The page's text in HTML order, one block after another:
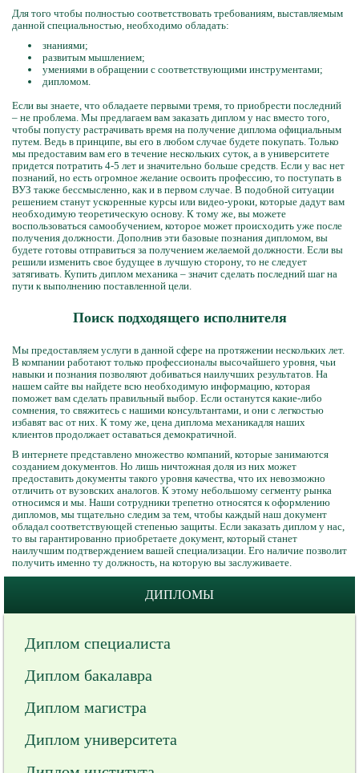
Для того чтобы полностью соответствовать требованиям, выставляемым
данной специальностью, необходимо обладать:
знаниями;
развитым мышлением;
умениями в обращении с соответствующими инструментами;
дипломом.
Если вы знаете, что обладаете первыми тремя, то приобрести последний
– не проблема. Мы предлагаем вам заказать диплом у нас вместо того,
чтобы попусту растрачивать время на получение диплома официальным
путем. Ведь в принципе, вы его в любом случае будете покупать. Только
мы предоставим вам его в течение нескольких суток, а в университете
придется потратить 4-5 лет и значительно больше средств. Если у вас нет
познаний, но есть огромное желание освоить профессию, то поступать в
ВУЗ также бессмысленно, как и в первом случае. В подобной ситуации
решением станут ускоренные курсы или видео-уроки, которые дадут вам
необходимую теоретическую основу. К тому же, вы можете
воспользоваться самообучением, которое может происходить уже после
получения должности. Дополнив эти базовые познания дипломом, вы
будете готовы отправиться за получением желаемой должности. Если вы
решили изменить свое будущее в лучшую сторону, то не следует
затягивать. Купить диплом механика – значит сделать последний шаг на
пути к выполнению поставленной цели.
Поиск подходящего исполнителя
Мы предоставляем услуги в данной сфере на протяжении нескольких лет.
В компании работают только профессионалы высочайшего уровня, чьи
навыки и познания позволяют добиваться наилучших результатов. На
нашем сайте вы найдете всю необходимую информацию, которая
поможет вам сделать правильный выбор. Если останутся какие-либо
сомнения, то свяжитесь с нашими консультантами, и они с легкостью
избавят вас от них. К тому же, цена диплома механикадля наших
клиентов продолжает оставаться демократичной.
В интернете представлено множество компаний, которые занимаются
созданием документов. Но лишь ничтожная доля из них может
предоставить документы такого уровня качества, что их невозможно
отличить от вузовских аналогов. К этому небольшому сегменту рынка
относимся и мы. Наши сотрудники трепетно относятся к оформлению
дипломов, мы тщательно следим за тем, чтобы каждый наш документ
обладал соответствующей степенью защиты. Если заказать диплом у нас,
то вы гарантированно приобретаете документ, который станет
наилучшим подтверждением вашей специализации. Его наличие позволит
получить именно ту должность, на которую вы заслуживаете.
ДИПЛОМЫ
Диплом специалиста
Диплом бакалавра
Диплом магистра
Диплом университета